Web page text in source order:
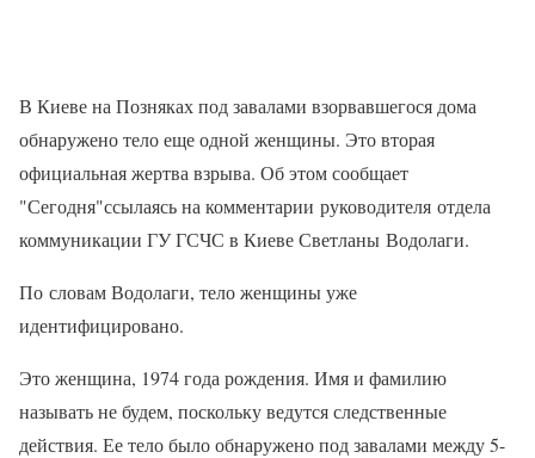
В Киеве на Позняках под завалами взорвавшегося дома
обнаружено тело еще одной женщины. Это вторая
официальная жертва взрыва. Об этом сообщает
"Сегодня"ссылаясь на комментарии руководителя отдела
коммуникации ГУ ГСЧС в Киеве Светланы Водолаги.
По словам Водолаги, тело женщины уже
идентифицировано.
Это женщина, 1974 года рождения. Имя и фамилию
называть не будем, поскольку ведутся следственные
действия. Ее тело было обнаружено под завалами между 5-